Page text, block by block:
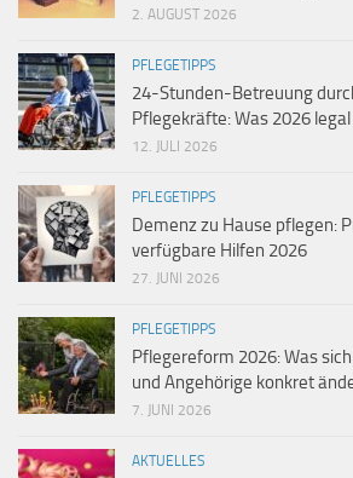
2. AUGUST 2026
PFLEGETIPPS
24-Stunden-Betreuung
Pflegekräfte: Was 2026
12. JULI 2026
PFLEGETIPPS
Demenz zu Hause pflegen:
verfügbare Hilfen 2026
27. JUNI 2026
PFLEGETIPPS
Pflegereform 2026: Was
und Angehörige konkret
7. JUNI 2026
AKTUELLES